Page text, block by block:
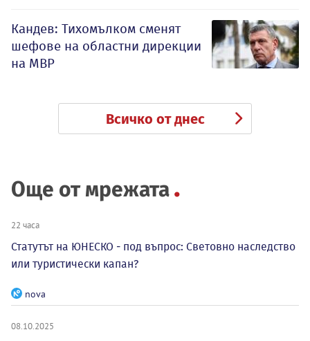
Кандев: Тихомълком сменят
шефове на областни дирекции
на МВР
Всичко от днес
MelomanBG - 10te.bg